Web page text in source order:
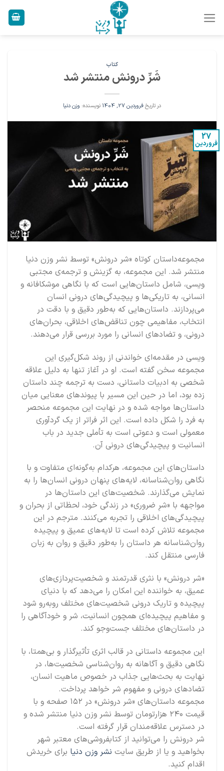
کتاب
شَرِّ درونش منتشر شد
در تاریخفروردین 27, 1404 نویسنده: وزن دنیا
27
فروردین
مجموعه‌داستان کوتاه «شر درونش» توسط نشر وزن دنیا
منتشر شد. این مجموعه، به گزینش و ترجمه‌ی مجتبی
ویسی، شامل داستان‌هایی است که با نگاهی موشکافانه و
انسانی، به تاریکی‌ها و پیچیدگی‌های درونی انسان
می‌پردازند. داستان‌هایی که به‌طور دقیق و با دقت در
انتخاب، مفاهیمی چون تناقض‌های اخلاقی، بحران‌های
درونی، و تضادهای انسانی را مورد بررسی قرار می‌دهند.
ویسی در مقدمه‌ای خواندنی از روند شکل‌گیری این
مجموعه سخن گفته است. او در آغاز تنها به دلیل علاقه
شخصی به ادبیات داستانی، دست به ترجمه چند داستان
زده بود، اما در حین این مسیر با پیوندهای معنایی میان
داستان‌ها مواجه شده و در نهایت این مجموعه منحصر
به فرد را شکل داده است. این اثر فراتر از یک گردآوری
معمولی است و دعوتی است به تأملی جدید در باب
انسانیت و پیچیدگی‌های درونی آن.
داستان‌های این مجموعه، هرکدام به‌گونه‌ای متفاوت و با
نگاهی روان‌شناسانه، لایه‌های پنهان درونی انسان‌ها را به
نمایش می‌گذارند. شخصیت‌های این داستان‌ها در
مواجهه با «شرِ ضروری» در زندگی خود، لحظاتی از بحران و
پیچیدگی‌های اخلاقی را تجربه می‌کنند. مترجم در این
مجموعه تلاش کرده است تا لایه‌های عمیق و پیچیده‌
روان‌شناسانه هر داستان را به‌طور دقیق و روان به زبان
فارسی منتقل کند.
«شر درونش» با نثری قدرتمند و شخصیت‌پردازی‌های
عمیق، به خواننده این امکان را می‌دهد که با دنیای
پیچیده و تاریک درونی شخصیت‌های مختلف روبه‌رو شود
و مفاهیم پیچیده‌ای همچون انسانیت، شر و خودآگاهی را
در داستان‌های مختلف جست‌وجو کند.
این مجموعه داستانی در قالب اثری تأثیرگذار و بی‌همتا، با
نگاهی دقیق و آگاهانه به روان‌شناسی شخصیت‌ها، در
نهایت به بحث‌هایی جذاب در خصوص ماهیت انسان،
تضادهای درونی و مفهوم شر خواهد پرداخت.
مجموعه داستان‌های «شر درونش» در ۱۵۲ صفحه و با
قیمت ۲۴۰ هزارتومان توسط نشر وزن دنیا منتشر شده و
در دسترس علاقه‌مندان قرار گرفته است.
شر درونش را می‌توانید از کتابفروشی‌های معتبر شهر
بخواهید و یا از طریق سایت نشر وزن دنیا برای خریدش
اقدام کنید.